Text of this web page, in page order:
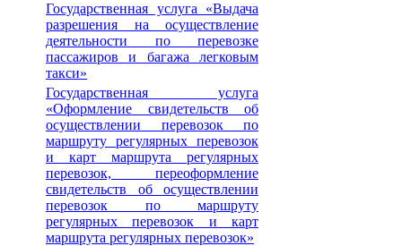
Государственная услуга «Выдача
разрешения на осуществление
деятельности по перевозке
пассажиров и багажа легковым
такси»
Государственная услуга
«Оформление свидетельств об
осуществлении перевозок по
маршруту регулярных перевозок
и карт маршрута регулярных
перевозок, переоформление
свидетельств об осуществлении
перевозок по маршруту
регулярных перевозок и карт
маршрута регулярных перевозок»